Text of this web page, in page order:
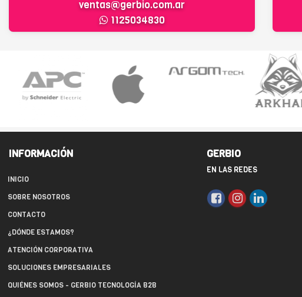
ventas@gerbio.com.ar
1125034830
INFORMACIÓN
INICIO
SOBRE NOSOTROS
CONTACTO
¿DÓNDE ESTAMOS?
ATENCIÓN CORPORATIVA
SOLUCIONES EMPRESARIALES
QUIÉNES SOMOS - GERBIO TECNOLOGÍA B2B
GERBIO
EN LAS REDES